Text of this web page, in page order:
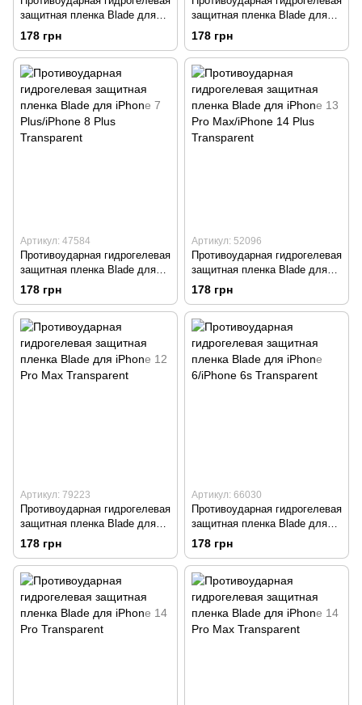
защитная пленка Blade для
iPhone 12/iPhone 12 Pro
Transparent
178 грн
защитная пленка Blade для
iPhone Xs Max/iPhone 11 Pro
Max Transparent
178 грн
Артикул: 47584
Противоударная гидрогелевая
защитная пленка Blade для
iPhone 7 Plus/iPhone 8 Plus
Transparent
178 грн
Артикул: 52096
Противоударная гидрогелевая
защитная пленка Blade для
iPhone 13 Pro Max/iPhone 14
Plus Transparent
178 грн
Артикул: 79223
Противоударная гидрогелевая
защитная пленка Blade для
iPhone 12 Pro Max Transparent
178 грн
Артикул: 66030
Противоударная гидрогелевая
защитная пленка Blade для
iPhone 6/iPhone 6s Transparent
178 грн